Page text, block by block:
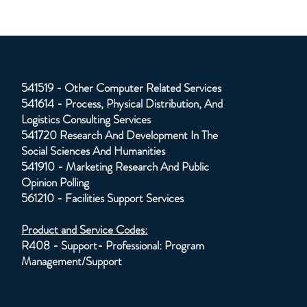
541519 - Other Computer Related Services
541614 - Process, Physical Distribution, And
Logistics Consulting Services
541720 Research And Development In The
Social Sciences And Humanities
541910 - Marketing Research And Public
Opinion Polling
561210 - Facilities Support Services
Product and Service Codes:
R408 - Support- Professional: Program
Management/Support